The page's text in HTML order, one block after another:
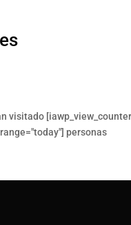
visitado
range="today"] personas